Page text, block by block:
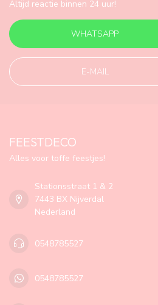
Altijd reactie binnen 24 uur!
WHATSAPP
E-MAIL
FEESTDECO
Alles voor toffe feestjes!
Stationsstraat 1 & 2
7443 BX Nijverdal
Nederland
0548785527
0548785527